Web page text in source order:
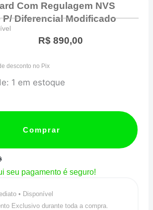
Com Regulagem NVS
P/ Diferencial Modificado
R$890,00
desconto no Pix
1 em estoque
Comprar
seu pagamento é seguro!
• Disponível
Exclusivo durante toda a compra.